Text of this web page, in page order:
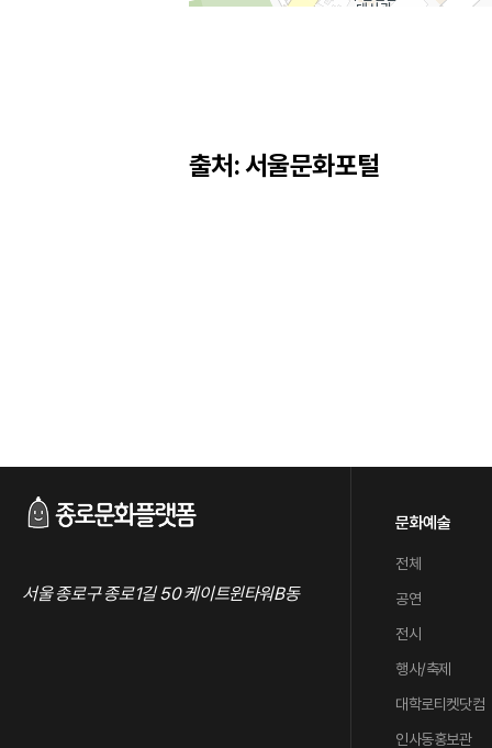
출처: 서울문화포털
서울 종로구 종로1길 50 케이트윈타워B동
문화예술
전체
공연
전시
행사/축제
대학로티켓닷컴
인사동홍보관